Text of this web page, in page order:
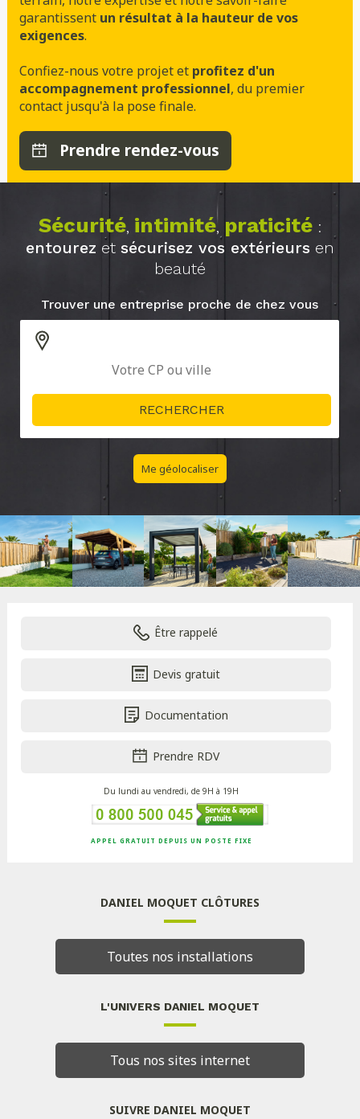
garantissent un résultat à la hauteur de vos
exigences.
Confiez-nous votre projet et profitez d'un
accompagnement professionnel, du premier
contact jusqu'à la pose finale.
Prendre rendez-vous
Sécurité, intimité, praticité:
entourez et sécurisez vos extérieurs en
beauté
Trouver une entreprise proche de chez vous
Me géolocaliser
Être rappelé
Devis gratuit
Documentation
Prendre RDV
Du lundi au vendredi, de 9H à 19H
APPEL GRATUIT DEPUIS UN POSTE FIXE
DANIEL MOQUET CLÔTURES
Toutes nos installations
L'UNIVERS DANIEL MOQUET
Tous nos sites internet
SUIVRE DANIEL MOQUET